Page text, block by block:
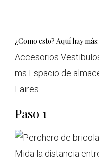
¿Como esto? Aquí hay más:
Accesorios
ms Espacio de
Faires
Paso 1
Mida la distancia